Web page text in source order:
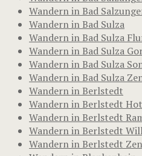
Wandern in Bad
Wandern in Bad Sulza
Wandern in Bad Sulza
Wandern in Bad Sulza
Wandern in Bad Sulza
Wandern in Bad Sulza
Wandern in Berlstedt
Wandern in Berlstedt
Wandern in Berlstedt
Wandern in Berlstedt
Wandern in Berlstedt